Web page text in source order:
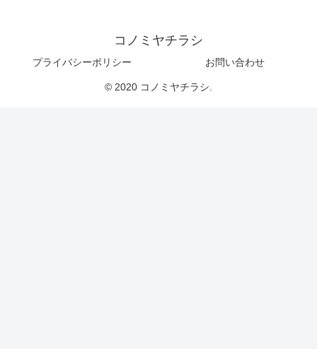
コノミヤチラシ
プライバシーポリシー お問い合わせ
© 2020 コノミヤチラシ.